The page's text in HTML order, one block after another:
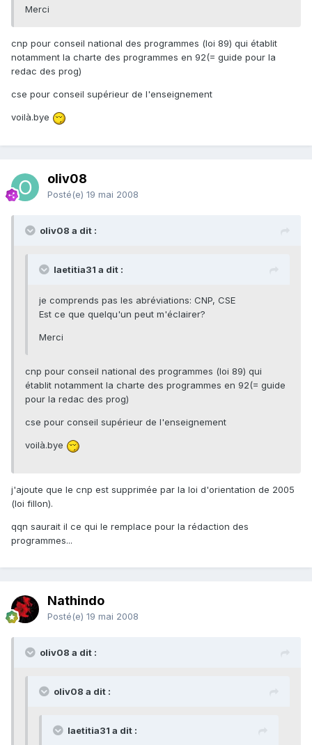
Merci
cnp pour conseil national des programmes (loi 89) qui établit
notamment la charte des programmes en 92(= guide pour la
redac des prog)
cse pour conseil supérieur de l'enseignement
voilà.bye
oliv08
Posté(e) 19 mai 2008
oliv08 a dit :
laetitia31 a dit :
je comprends pas les abréviations: CNP, CSE
Est ce que quelqu'un peut m'éclairer?
Merci
cnp pour conseil national des programmes (loi 89) qui
établit notamment la charte des programmes en 92(= guide
pour la redac des prog)
cse pour conseil supérieur de l'enseignement
voilà.bye
j'ajoute que le cnp est supprimée par la loi d'orientation de 2005
(loi fillon).
qqn saurait il ce qui le remplace pour la rédaction des
programmes...
Nathindo
Posté(e) 19 mai 2008
oliv08 a dit :
oliv08 a dit :
laetitia31 a dit :